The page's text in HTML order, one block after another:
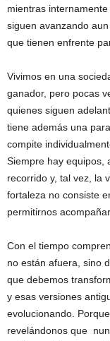
mientras
siguen avanzando
que tienen enfrente
Vivimos en una
ganador, pero pocas
quienes siguen
tiene además una
compite
Siempre hay equipos,
recorrido y, tal vez, la
fortaleza no consiste
permitirnos
Con el tiempo
no están afuera, sino
que debemos
y esas versiones
evolucionando.
revelándonos que